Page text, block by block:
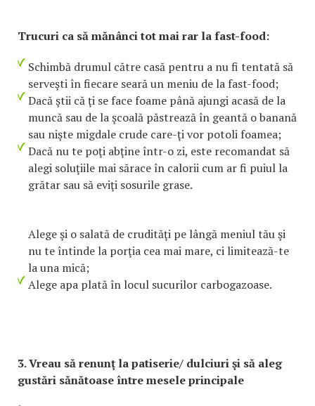
Trucuri ca să mănânci tot mai rar la fast-food:
Schimbă drumul către casă pentru a nu fi tentată să
serveşti în fiecare seară un meniu de la fast-food;
Dacă ştii că ţi se face foame până ajungi acasă de la
muncă sau de la şcoală păstrează în geantă o banană
sau nişte migdale crude care-ţi vor potoli foamea;
Dacă nu te poţi abţine într-o zi, este recomandat să
alegi soluţiile mai sărace în calorii cum ar fi puiul la
grătar sau să eviţi sosurile grase.
Alege şi o salată de crudităţi pe lângă meniul tău şi
nu te întinde la porţia cea mai mare, ci limitează-te
la una mică;
Alege apa plată în locul sucurilor carbogazoase.
3. Vreau să renunţ la patiserie/ dulciuri şi să aleg
gustări sănătoase între mesele principale